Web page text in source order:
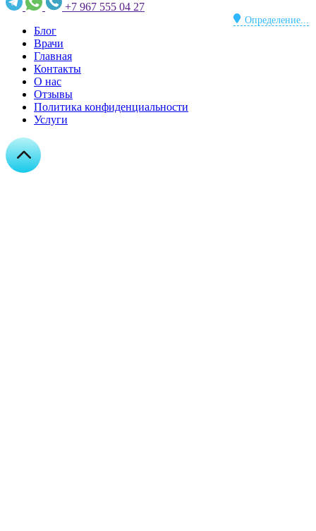
+7 967 555 04 27
Определение...
Блог
Врачи
Главная
Контакты
О нас
Отзывы
Политика конфиденциальности
Услуги